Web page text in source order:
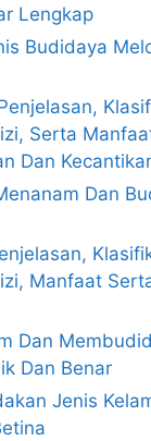
Lengkap
Budidaya
Serta
Dan
Dan
Manfaat
Dan
Dan Benar
Jenis